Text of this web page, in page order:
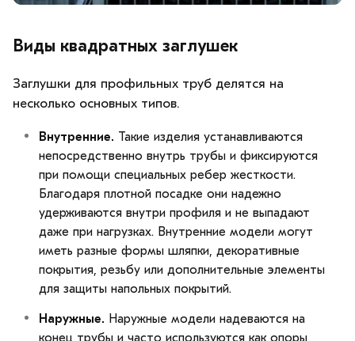
Виды квадратных заглушек
Заглушки для профильных труб делятся на
несколько основных типов.
Внутренние. Такие изделия устанавливаются
непосредственно внутрь трубы и фиксируются
при помощи специальных ребер жесткости.
Благодаря плотной посадке они надежно
удерживаются внутри профиля и не выпадают
даже при нагрузках. Внутренние модели могут
иметь разные формы шляпки, декоративные
покрытия, резьбу или дополнительные элементы
для защиты напольных покрытий.
Наружные. Наружные модели надеваются на
конец трубы и часто используются как опоры